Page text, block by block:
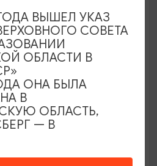
«Янтарь-холл»
КАРТА
ВЫШЕЛ УКАЗ
СОВЕТА
ОБЛАСТИ В
ОНА БЫЛА
В
ОБЛАСТЬ,
— В